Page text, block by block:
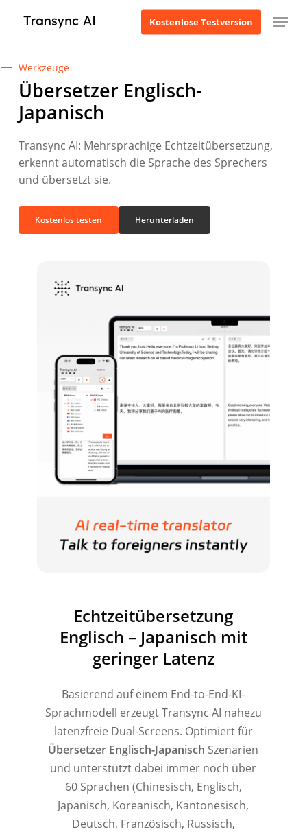
Hauptinhalt
Kostenlose Testversion Menü
Werkzeuge
Übersetzer Englisch-
Japanisch
Transync AI: Mehrsprachige Echtzeitübersetzung,
erkennt automatisch die Sprache des Sprechers
und übersetzt sie.
Kostenlos testen Herunterladen
Echtzeitübersetzung
Englisch – Japanisch mit
geringer Latenz
Basierend auf einem End-to-End-KI-
Sprachmodell erzeugt Transync AI nahezu
latenzfreie Dual-Screens. Optimiert für
Übersetzer Englisch-Japanisch Szenarien
und unterstützt dabei immer noch über
60 Sprachen (Chinesisch, Englisch,
Japanisch, Koreanisch, Kantonesisch,
Deutsch, Französisch, Russisch,